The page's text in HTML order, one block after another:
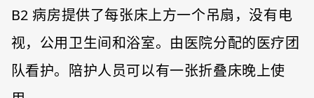
B2 病房提供了每张床上方一个吊扇，没有电
视，公用卫生间和浴室。由医院分配的医疗团
队看护。陪护人员可以有一张折叠床晚上使